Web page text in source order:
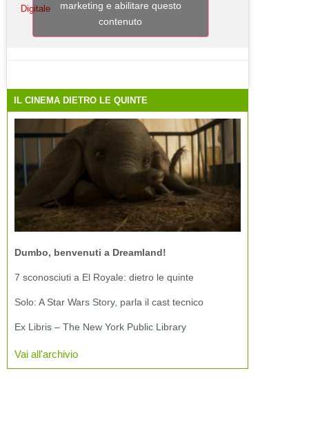
Digitale
marketing e abilitare questo
contenuto
IL CINEMA DIETRO LE QUINTE
Dumbo, benvenuti a Dreamland!
7 sconosciuti a El Royale: dietro le quinte
Solo: A Star Wars Story, parla il cast tecnico
Ex Libris – The New York Public Library
Vai all'archivio